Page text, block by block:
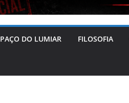
PAÇO DO LUMIAR FILOSOFIA